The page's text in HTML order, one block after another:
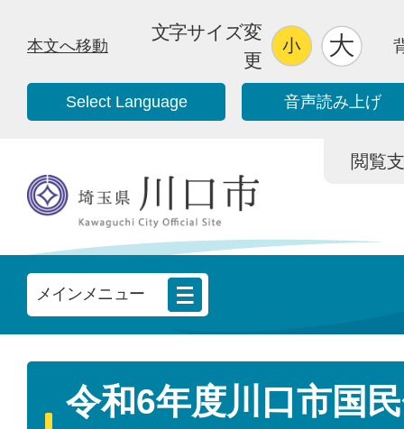
本文へ移動
文字サイズ変
更
Select Language 音声読み上げ
閲覧
メインメニュー
令和6年度川口市国